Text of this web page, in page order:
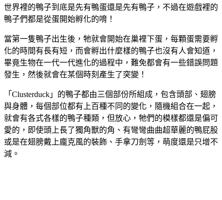
世界裡的鴨子到底是先有鴨蛋還是先有鴨子，不過在遊戲裡的
鴨子們都是從蛋開始孵化的唷！
當第一隻鴨子出生後，牠就會開始在巢裡下蛋，每顆蛋需要孵
化的時間有長有短，而會孵出什麼樣的鴨子也沒有人會知道，
畢竟生物在一代一代進化的過程中，難免都會有一些錯誤問題
發生，然後就會在某個時刻產生了突變！
「Clusterduck」的鴨子都由三個部份所組成，包含頭部、翅膀
與身體，每個部位都有上百種不同的變化，隨機組合在一起，
就會有各式各樣的鴨子種類，但放心，牠們的模樣都還是偏可
愛的，即使頭上長了獨角獸的角、有彎彎曲曲超華麗的鴨屁股
或是在翅膀戴上龐克風的裝飾、手拿刀劍等，萌度還是只增不
減。